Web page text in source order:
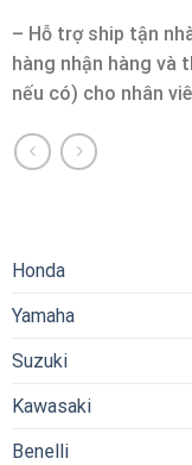
– Hỗ trợ ship tận
hàng nhận hàng và
nếu có) cho nhân
Honda
Yamaha
Suzuki
Kawasaki
Benelli